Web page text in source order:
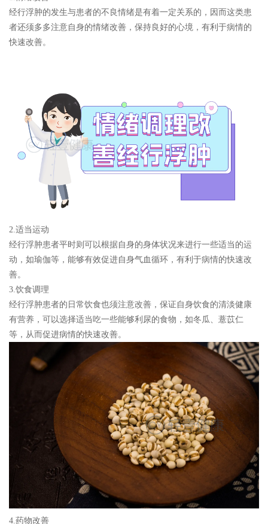
经行浮肿的发生与患者的不良情绪是有着一定关系的，因而这类患
者还须多多注意自身的情绪改善，保持良好的心境，有利于病情的
快速改善。
2.适当运动
经行浮肿患者平时则可以根据自身的身体状况来进行一些适当的运
动，如瑜伽等，能够有效促进自身气血循环，有利于病情的快速改
善。
3.饮食调理
经行浮肿患者的日常饮食也须注意改善，保证自身饮食的清淡健康
有营养，可以选择适当吃一些能够利尿的食物，如冬瓜、薏苡仁
等，从而促进病情的快速改善。
4.药物改善